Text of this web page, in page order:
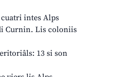
intes Alps
Curnin. Lis coloniis
13 si son